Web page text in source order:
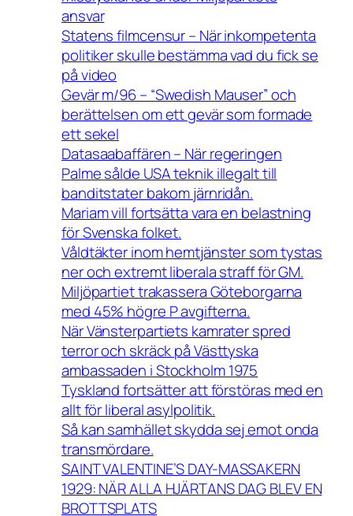
ansvar
Statens filmcensur – När inkompetenta
politiker skulle bestämma vad du fick se
på video
Gevär m/96 – “Swedish Mauser” och
berättelsen om ett gevär som formade
ett sekel
Datasaabaffären – När regeringen
Palme sålde USA teknik illegalt till
banditstater bakom järnridån.
Mariam vill fortsätta vara en belastning
för Svenska folket.
Våldtäkter inom hemtjänster som tystas
ner och extremt liberala straff för GM.
Miljöpartiet trakassera Göteborgarna
med 45% högre P avgifterna.
När Vänsterpartiets kamrater spred
terror och skräck på Västtyska
ambassaden i Stockholm 1975
Tyskland fortsätter att förstöras med en
allt för liberal asylpolitik.
Så kan samhället skydda sej emot onda
transmördare.
SAINT VALENTINE’S DAY-MASSAKERN
1929: NÄR ALLA HJÄRTANS DAG BLEV EN
BROTTSPLATS